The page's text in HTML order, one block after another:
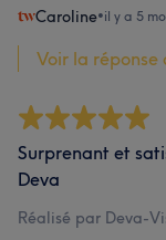
Caroline•il y a 5
Voir la
Surprenant et
Deva
Réalisé par Deva-